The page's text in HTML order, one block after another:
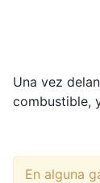
Una vez
combustible,
En alguna